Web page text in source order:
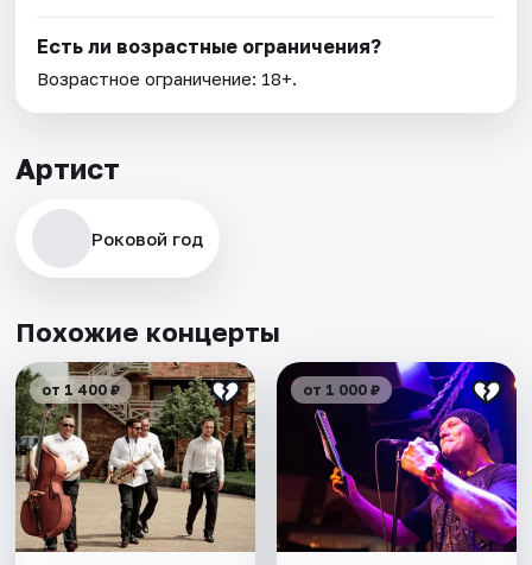
Есть ли возрастные ограничения?
Возрастное ограничение: 18+.
Артист
Роковой год
Похожие концерты
от 1 400 ₽ от 1 000 ₽